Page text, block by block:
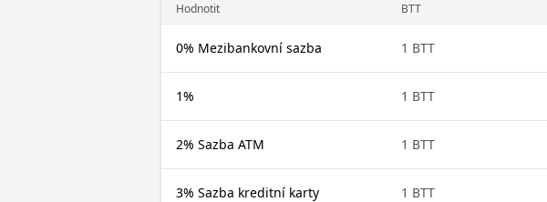
Hodnotit BTT
0% Mezibankovní sazba 1 BTT
1% 1 BTT
2% Sazba ATM 1 BTT
3% Sazba kreditní karty 1 BTT